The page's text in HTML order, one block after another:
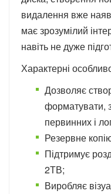
видалення вже
має зрозумілий
навіть не дуже
Характерні
Дозволяє
форматувати,
первинних і
Резервне
Підтримує
2ТВ;
Виробляє